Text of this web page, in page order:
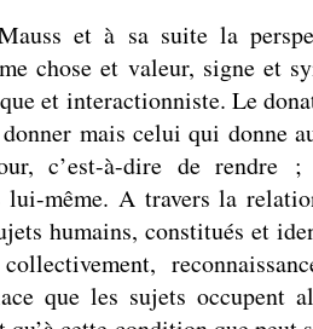
et à sa suite la
chose et valeur, signe et
et interactionniste. Le
mais celui qui donne
c’est-à-dire de rendre
lui-même. A travers la
humains, constitués et
que les sujets occupent